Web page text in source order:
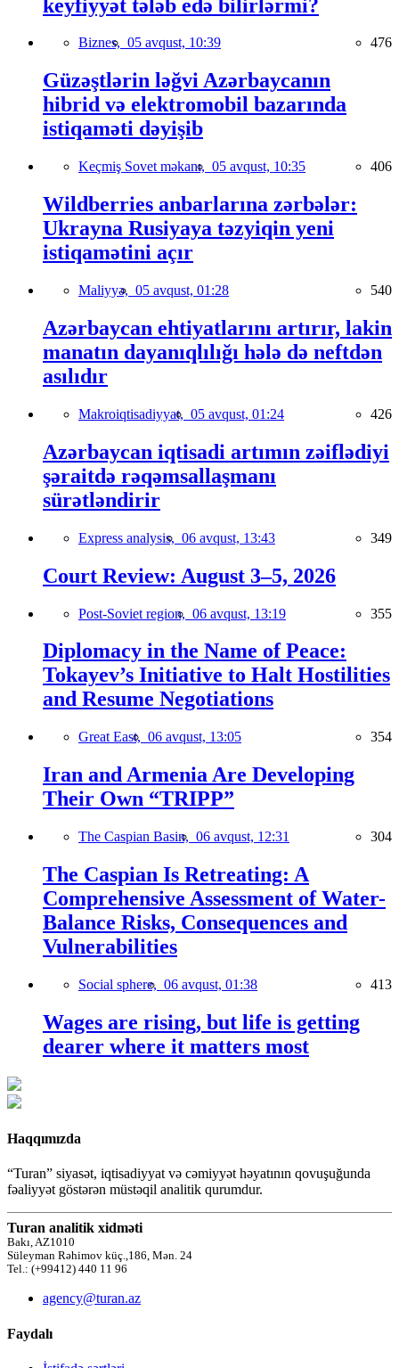
keyfiyyət tələb edə bilirlərmi?
Biznes, 05 avqust, 10:39 476
Güzəştlərin ləğvi Azərbaycanın
hibrid və elektromobil bazarında
istiqaməti dəyişib
Keçmiş Sovet məkanı, 05 avqust, 10:35 406
Wildberries anbarlarına zərbələr:
Ukrayna Rusiyaya təzyiqin yeni
istiqamətini açır
Maliyyə, 05 avqust, 01:28 540
Azərbaycan ehtiyatlarını artırır, lakin
manatın dayanıqlılığı hələ də neftdən
asılıdır
Makroiqtisadiyyat, 05 avqust, 01:24 426
Azərbaycan iqtisadi artımın zəiflədiyi
şəraitdə rəqəmsallaşmanı
sürətləndirir
Express analysis, 06 avqust, 13:43 349
Court Review: August 3–5, 2026
Post-Soviet region, 06 avqust, 13:19 355
Diplomacy in the Name of Peace:
Tokayev’s Initiative to Halt Hostilities
and Resume Negotiations
Great East, 06 avqust, 13:05 354
Iran and Armenia Are Developing
Their Own “TRIPP”
The Caspian Basin, 06 avqust, 12:31 304
The Caspian Is Retreating: A
Comprehensive Assessment of Water-
Balance Risks, Consequences and
Vulnerabilities
Social sphere, 06 avqust, 01:38 413
Wages are rising, but life is getting
dearer where it matters most
Haqqımızda
“Turan” siyasət, iqtisadiyyat və cəmiyyət həyatının qovuşuğunda
fəaliyyət göstərən müstəqil analitik qurumdur.
Turan analitik xidməti
Bakı, AZ1010
Süleyman Rəhimov küç.,186, Mən. 24
Tel.: (+99412) 440 11 96
agency@turan.az
Faydalı